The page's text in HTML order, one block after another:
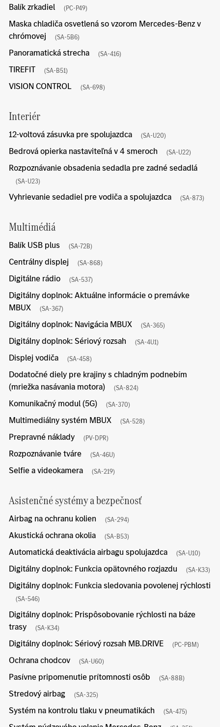
Balík zrkadiel (PC-P49)
Maska chladiča osvetlená so vzorom Mercedes-Benz v
chrómovej
(SA-5B6)
Panoramatická strecha (SA-416)
TIREFIT (SA-B51)
VISION CONTROL (SA-698)
Interiér
12-voltová zásuvka pre spolujazdca (SA-U20)
Bedrová opierka nastaviteľná v 4 smeroch (SA-U22)
Rozpoznávanie obsadenia sedadla pre zadné sedadlá
(SA-U23)
Vyhrievanie sedadiel pre vodiča a spolujazdca (SA-873)
Multimédiá
Balík USB plus (SA-72B)
Centrálny displej (SA-868)
Digitálne rádio (SA-537)
Digitálny doplnok: Aktuálne informácie o premávke
MBUX
(SA-367)
Digitálny doplnok: Navigácia MBUX (SA-365)
Digitálny doplnok: Sériový rozsah (SA-4U1)
Displej vodiča (SA-458)
Dodatočné diely pre krajiny s chladným podnebím
(mriežka nasávania motora)
(SA-824)
Komunikačný modul (5G) (SA-370)
Multimediálny systém MBUX (SA-528)
Prepravné náklady (PV-DPR)
Rozpoznávanie tváre (SA-46U)
Selfie a videokamera (SA-219)
Asistenčné systémy a bezpečnosť
Airbag na ochranu kolien (SA-294)
Akustická ochrana okolia (SA-B53)
Automatická deaktivácia airbagu spolujazdca (SA-U10)
Digitálny doplnok: Funkcia opätovného rozjazdu (SA-K33)
Digitálny doplnok: Funkcia sledovania povolenej rýchlosti
(SA-546)
Digitálny doplnok: Prispôsobovanie rýchlosti na báze
trasy
(SA-K34)
Digitálny doplnok: Sériový rozsah MB.DRIVE (PC-PBM)
Ochrana chodcov (SA-U60)
Pasívne pripomenutie prítomnosti osôb (SA-88B)
Stredový airbag (SA-325)
Systém na kontrolu tlaku v pneumatikách (SA-475)